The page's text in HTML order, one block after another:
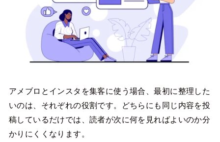
アメブロとインスタを集客に使う場合、最初に整理した
いのは、それぞれの役割です。どちらにも同じ内容を投
稿しているだけでは、読者が次に何を見ればよいのか分
かりにくくなります。